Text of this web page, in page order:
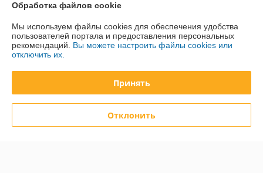
Полная версия сайта
Политика обработки cookies
Сайт создан на платформе Deal.by
Обработка файлов cookie
Мы используем файлы cookies для обеспечения удобства
пользователей портала и предоставления персональных
рекомендаций. Вы можете настроить файлы cookies или
отключить их.
Принять
Отклонить